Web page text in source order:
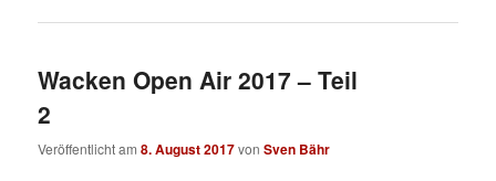
Wacken Open Air 2017 – Teil
2
Veröffentlicht am8. August 2017vonSven Bähr